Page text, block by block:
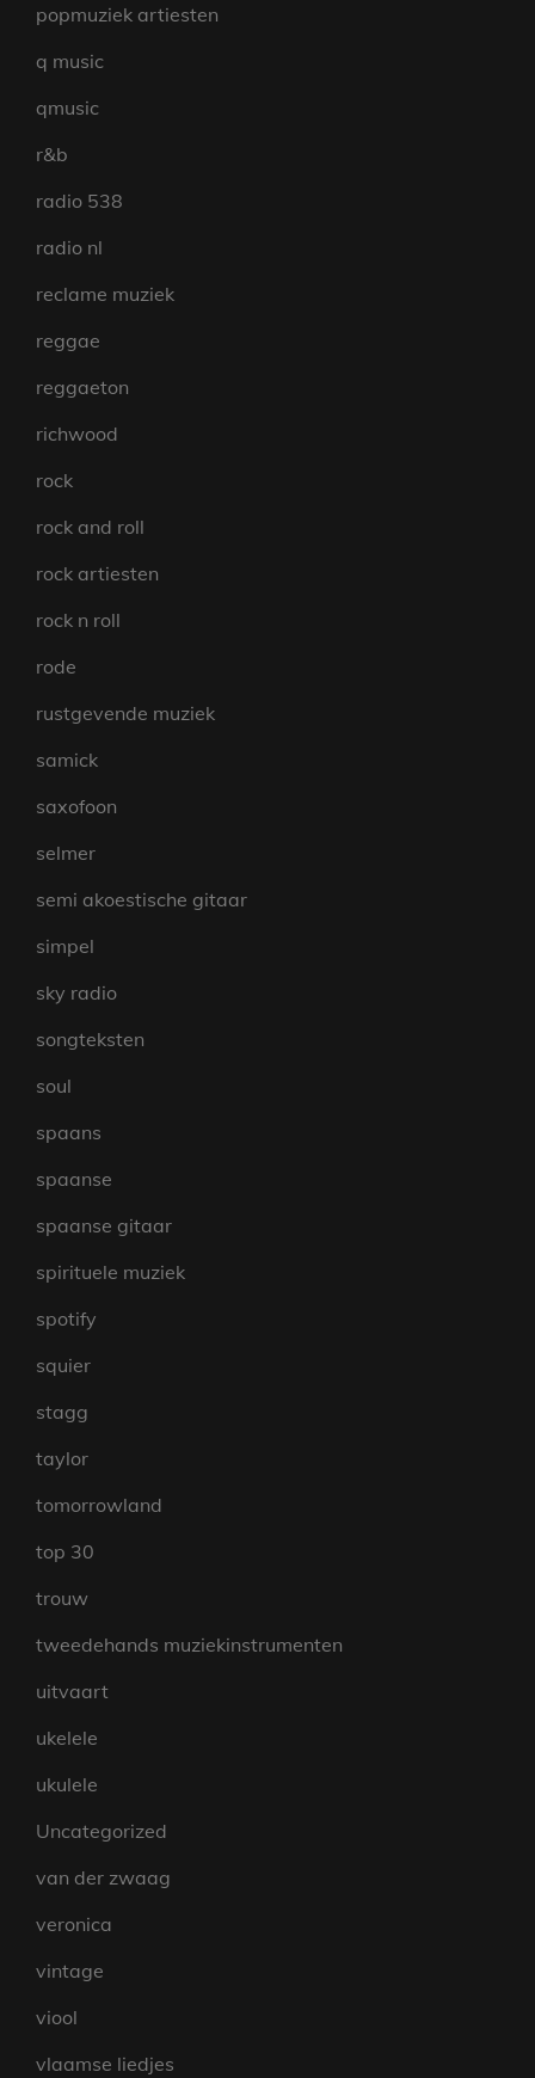
popmuziek artiesten
q music
qmusic
r&b
radio 538
radio nl
reclame muziek
reggae
reggaeton
richwood
rock
rock and roll
rock artiesten
rock n roll
rode
rustgevende muziek
samick
saxofoon
selmer
semi akoestische gitaar
simpel
sky radio
songteksten
soul
spaans
spaanse
spaanse gitaar
spirituele muziek
spotify
squier
stagg
taylor
tomorrowland
top 30
trouw
tweedehands muziekinstrumenten
uitvaart
ukelele
ukulele
Uncategorized
van der zwaag
veronica
vintage
viool
vlaamse liedjes